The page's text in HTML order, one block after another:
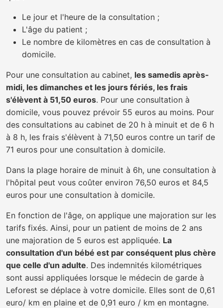
Le jour et l'heure de la consultation ;
L'âge du patient ;
Le nombre de kilomètres en cas de consultation à
domicile.
Pour une consultation au cabinet, les samedis après-
midi, les dimanches et les jours fériés, les frais
s'élèvent à 51,50 euros. Pour une consultation à
domicile, vous pouvez prévoir 55 euros au moins. Pour
des consultations au cabinet de 20 h à minuit et de 6 h
à 8 h, les frais s'élèvent à 71,50 euros contre un tarif de
71 euros pour une consultation à domicile.
Dans la plage horaire de minuit à 6h, une consultation à
l'hôpital peut vous coûter environ 76,50 euros et 84,5
euros pour une consultation à domicile.
En fonction de l'âge, on applique une majoration sur les
tarifs fixés. Ainsi, pour un patient de moins de 2 ans
une majoration de 5 euros est appliquée. La
consultation d'un bébé est par conséquent plus chère
que celle d'un adulte. Des indemnités kilométriques
sont aussi appliquées lorsque le médecin de garde à
Leforest se déplace à votre domicile. Elles sont de 0,61
euro/ km en plaine et de 0,91 euro / km en montagne.